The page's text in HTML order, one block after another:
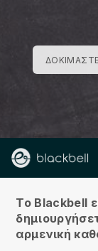
Το Blackbell
αρμενική